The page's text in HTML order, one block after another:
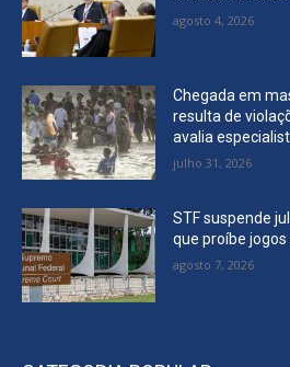
agosto 4, 2026
Chegada em
resulta de
avalia
julho 31, 2026
STF suspende
que proíbe
agosto 7, 2026